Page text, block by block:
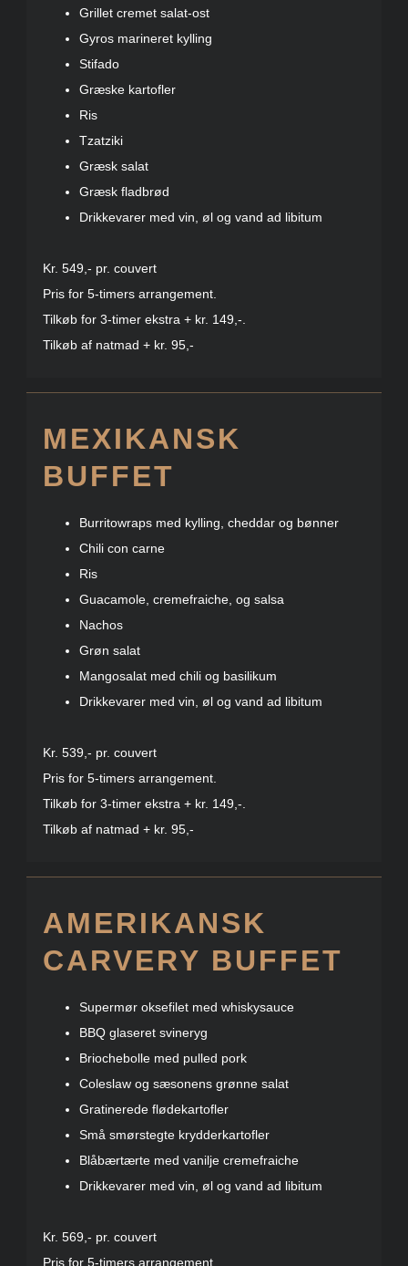
Grillet cremet salat-ost
Gyros marineret kylling
Stifado
Græske kartofler
Ris
Tzatziki
Græsk salat
Græsk fladbrød
Drikkevarer med vin, øl og vand ad libitum
Kr. 549,- pr. couvert
Pris for 5-timers arrangement.
Tilkøb for 3-timer ekstra + kr. 149,-.
Tilkøb af natmad + kr. 95,-
MEXIKANSK
BUFFET
Burritowraps med kylling, cheddar og bønner
Chili con carne
Ris
Guacamole, cremefraiche, og salsa
Nachos
Grøn salat
Mangosalat med chili og basilikum
Drikkevarer med vin, øl og vand ad libitum
Kr. 539,- pr. couvert
Pris for 5-timers arrangement.
Tilkøb for 3-timer ekstra + kr. 149,-.
Tilkøb af natmad + kr. 95,-
AMERIKANSK
CARVERY BUFFET
Supermør oksefilet med whiskysauce
BBQ glaseret svineryg
Briochebolle med pulled pork
Coleslaw og sæsonens grønne salat
Gratinerede flødekartofler
Små smørstegte krydderkartofler
Blåbærtærte med vanilje cremefraiche
Drikkevarer med vin, øl og vand ad libitum
Kr. 569,- pr. couvert
Pris for 5-timers arrangement.